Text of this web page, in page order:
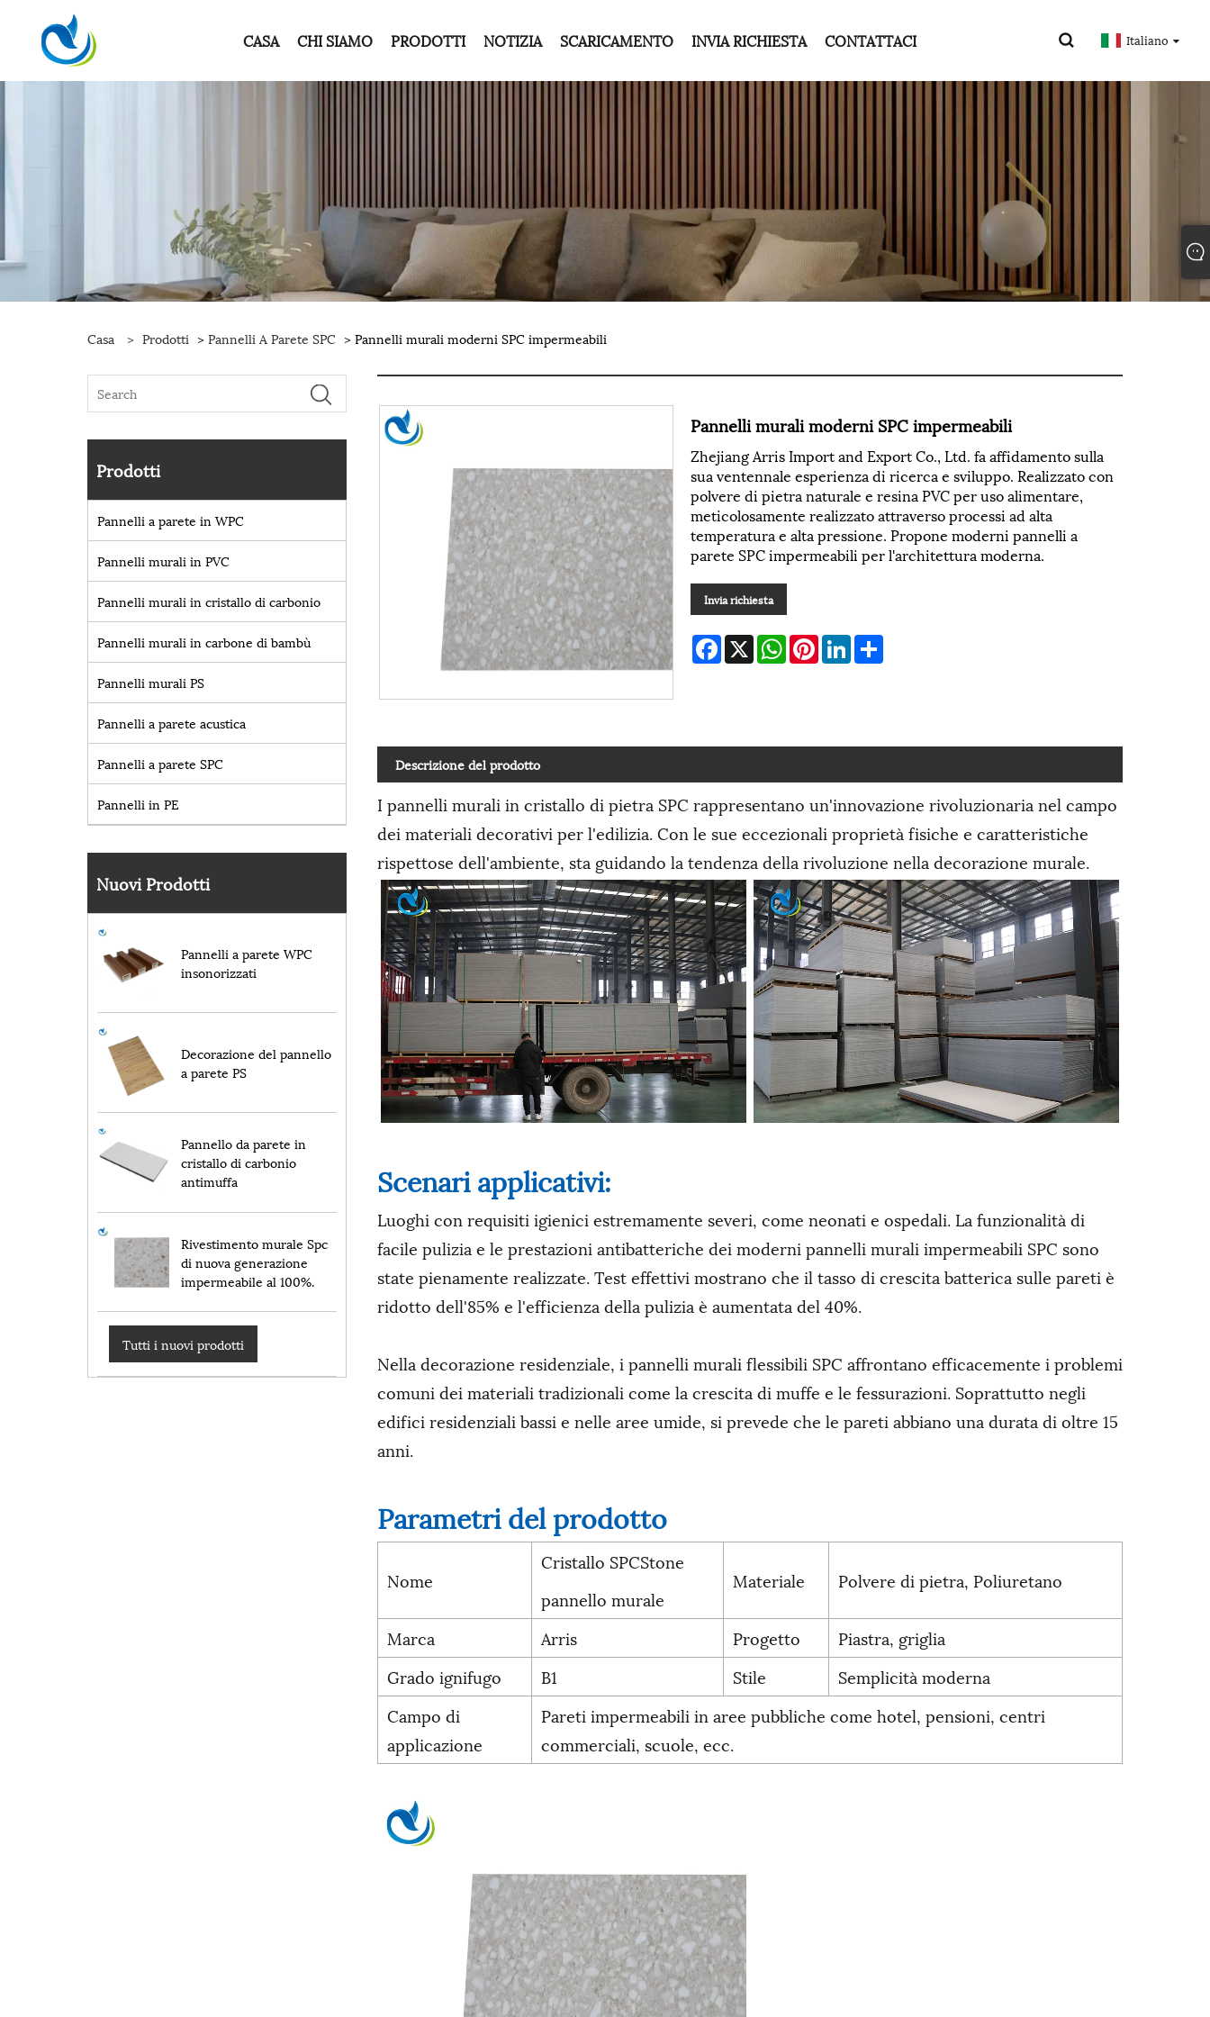
CASA CHI SIAMO PRODOTTI NOTIZIA SCARICAMENTO INVIA RICHIESTA CONTATTACI Italiano
Casa > Prodotti > Pannelli A Parete SPC > Pannelli murali moderni SPC impermeabili
Prodotti
Pannelli a parete in WPC
Pannelli murali in PVC
Pannelli murali in cristallo di carbonio
Pannelli murali in carbone di bambù
Pannelli murali PS
Pannelli a parete acustica
Pannelli a parete SPC
Pannelli in PE
Nuovi Prodotti
Pannelli a parete WPC
insonorizzati
Decorazione del pannello
a parete PS
Pannello da parete in
cristallo di carbonio
antimuffa
Rivestimento murale Spc
di nuova generazione
impermeabile al 100%.
Tutti i nuovi prodotti
Pannelli murali moderni SPC impermeabili
Zhejiang Arris Import and Export Co., Ltd. fa affidamento sulla
sua ventennale esperienza di ricerca e sviluppo. Realizzato con
polvere di pietra naturale e resina PVC per uso alimentare,
meticolosamente realizzato attraverso processi ad alta
temperatura e alta pressione. Propone moderni pannelli a
parete SPC impermeabili per l'architettura moderna.
Invia richiesta
Facebook
X WhatsAppPinterestLinkedInShare
Descrizione del prodotto
I pannelli murali in cristallo di pietra SPC rappresentano un'innovazione rivoluzionaria nel campo
dei materiali decorativi per l'edilizia. Con le sue eccezionali proprietà fisiche e caratteristiche
rispettose dell'ambiente, sta guidando la tendenza della rivoluzione nella decorazione murale.
Scenari applicativi:
Luoghi con requisiti igienici estremamente severi, come neonati e ospedali. La funzionalità di
facile pulizia e le prestazioni antibatteriche dei moderni pannelli murali impermeabili SPC sono
state pienamente realizzate. Test effettivi mostrano che il tasso di crescita batterica sulle pareti è
ridotto dell'85% e l'efficienza della pulizia è aumentata del 40%.
Nella decorazione residenziale, i pannelli murali flessibili SPC affrontano efficacemente i problemi
comuni dei materiali tradizionali come la crescita di muffe e le fessurazioni. Soprattutto negli
edifici residenziali bassi e nelle aree umide, si prevede che le pareti abbiano una durata di oltre 15
anni.
Parametri del prodotto
Nome
Cristallo SPCStone
pannello murale
Materiale Polvere di pietra, Poliuretano
Marca Arris Progetto
Piastra, griglia
Grado ignifugo
B1 Stile
Semplicità moderna
Campo di
applicazione
Pareti impermeabili in aree pubbliche come hotel, pensioni, centri
commerciali, scuole, ecc.